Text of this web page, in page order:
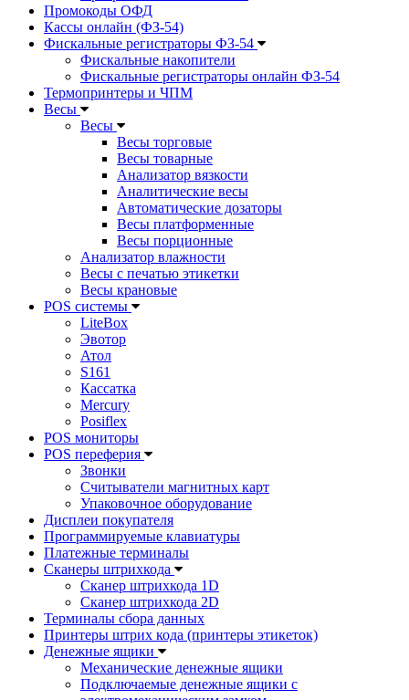
Промокоды ОФД
Кассы онлайн (ФЗ-54)
Фискальные регистраторы ФЗ-54
Фискальные накопители
Фискальные регистраторы онлайн ФЗ-54
Термопринтеры и ЧПМ
Весы
Весы
Весы торговые
Весы товарные
Анализатор вязкости
Аналитические весы
Автоматические дозаторы
Весы платформенные
Весы порционные
Анализатор влажности
Весы с печатью этикетки
Весы крановые
POS системы
LiteBox
Эвотор
Атол
S161
Кассатка
Mercury
Posiflex
POS мониторы
POS переферия
Звонки
Считыватели магнитных карт
Упаковочное оборудование
Дисплеи покупателя
Программируемые клавиатуры
Платежные терминалы
Сканеры штрихкода
Сканер штрихкода 1D
Сканер штрихкода 2D
Терминалы сбора данных
Принтеры штрих кода (принтеры этикеток)
Денежные ящики
Механические денежные ящики
Подключаемые денежные ящики с